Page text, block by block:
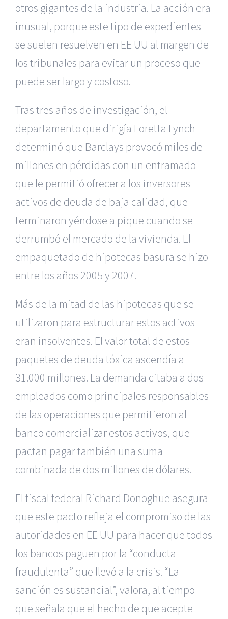
otros gigantes de la industria. La acción era
inusual, porque este tipo de expedientes
se suelen resuelven en EE UU al margen de
los tribunales para evitar un proceso que
puede ser largo y costoso.
Tras tres años de investigación, el
departamento que dirigía Loretta Lynch
determinó que Barclays provocó miles de
millones en pérdidas con un entramado
que le permitió ofrecer a los inversores
activos de deuda de baja calidad, que
terminaron yéndose a pique cuando se
derrumbó el mercado de la vivienda. El
empaquetado de hipotecas basura se hizo
entre los años 2005 y 2007.
Más de la mitad de las hipotecas que se
utilizaron para estructurar estos activos
eran insolventes. El valor total de estos
paquetes de deuda tóxica ascendía a
31.000 millones. La demanda citaba a dos
empleados como principales responsables
de las operaciones que permitieron al
banco comercializar estos activos, que
pactan pagar también una suma
combinada de dos millones de dólares.
El fiscal federal Richard Donoghue asegura
que este pacto refleja el compromiso de las
autoridades en EE UU para hacer que todos
los bancos paguen por la “conducta
fraudulenta” que llevó a la crisis. “La
sanción es sustancial”, valora, al tiempo
que señala que el hecho de que acepte